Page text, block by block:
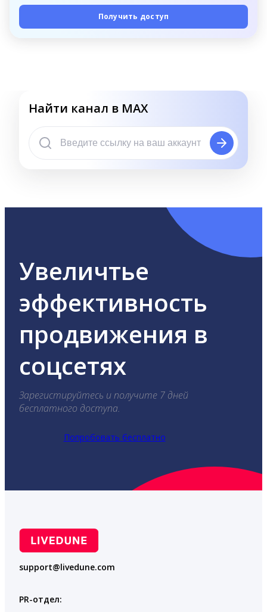
Получить доступ
Найти канал в MAX
Увеличтье
эффективность
продвижения в
соцсетях
Зарегистируйтесь и получите 7 дней
бесплатного доступа.
Попробовать бесплатно
support@livedune.com
PR-отдел: